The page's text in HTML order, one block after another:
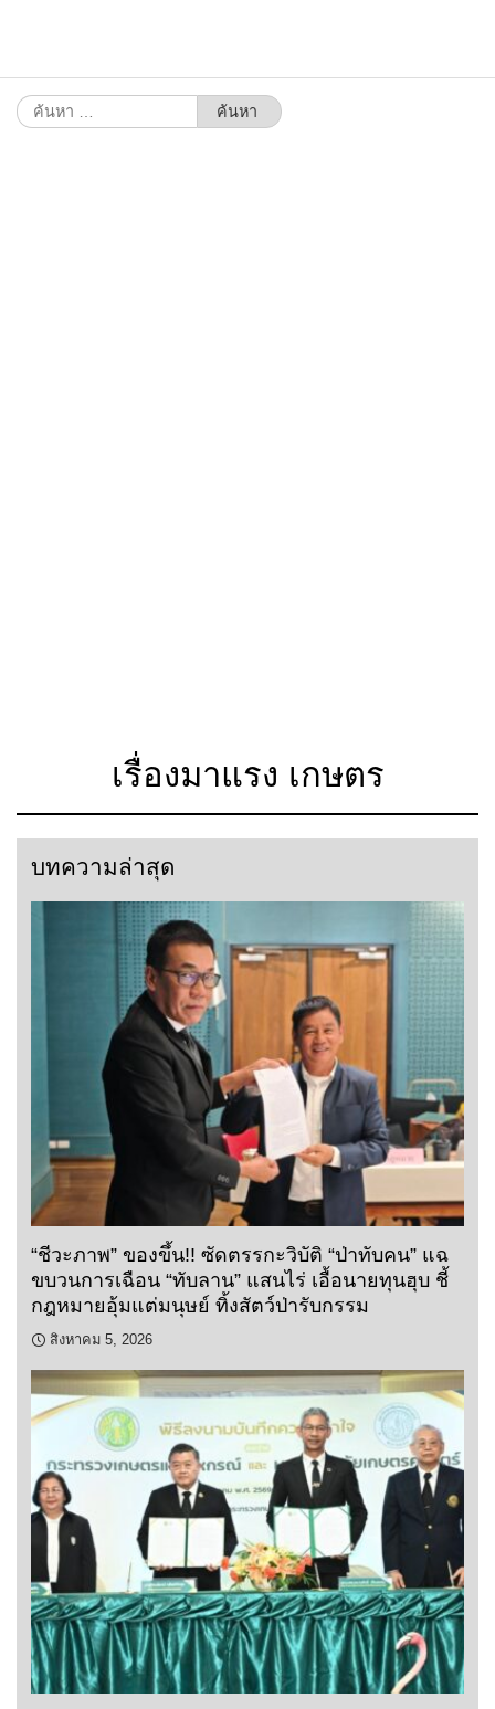
ค้นหา
สำหรับ:
เรื่องมาแรง เกษตร
บทความล่าสุด
“ชีวะภาพ” ของขึ้น!! ซัดตรรกะวิบัติ “ป่าทับคน” แฉ
ขบวนการเฉือน “ทับลาน” แสนไร่ เอื้อนายทุนฮุบ ชี้
กฎหมายอุ้มแต่มนุษย์ ทิ้งสัตว์ป่ารับกรรม
สิงหาคม 5, 2026